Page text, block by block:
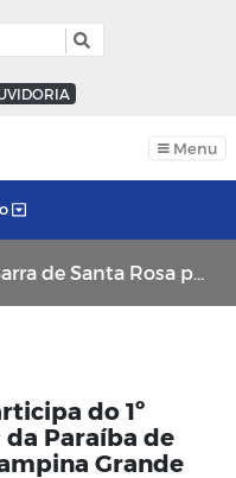
Menu
Santa Rosa participa do 1º Encontro Municipalista da Paraíba de Direito Municipal em Campina Grande
do 1º
Paraíba de
Grande